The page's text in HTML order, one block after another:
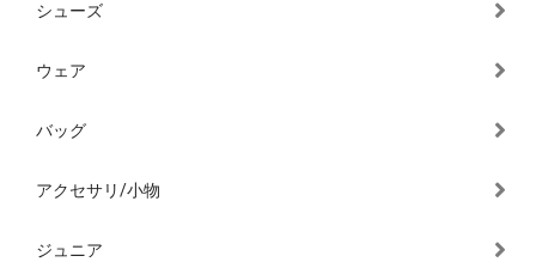
シューズ
ウェア
バッグ
アクセサリ/小物
ジュニア